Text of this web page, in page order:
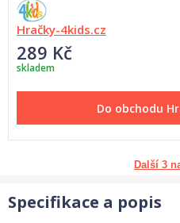
Hračky-4kids.cz
289 Kč
skladem
Do obchodu
Další 3
Specifikace a popis